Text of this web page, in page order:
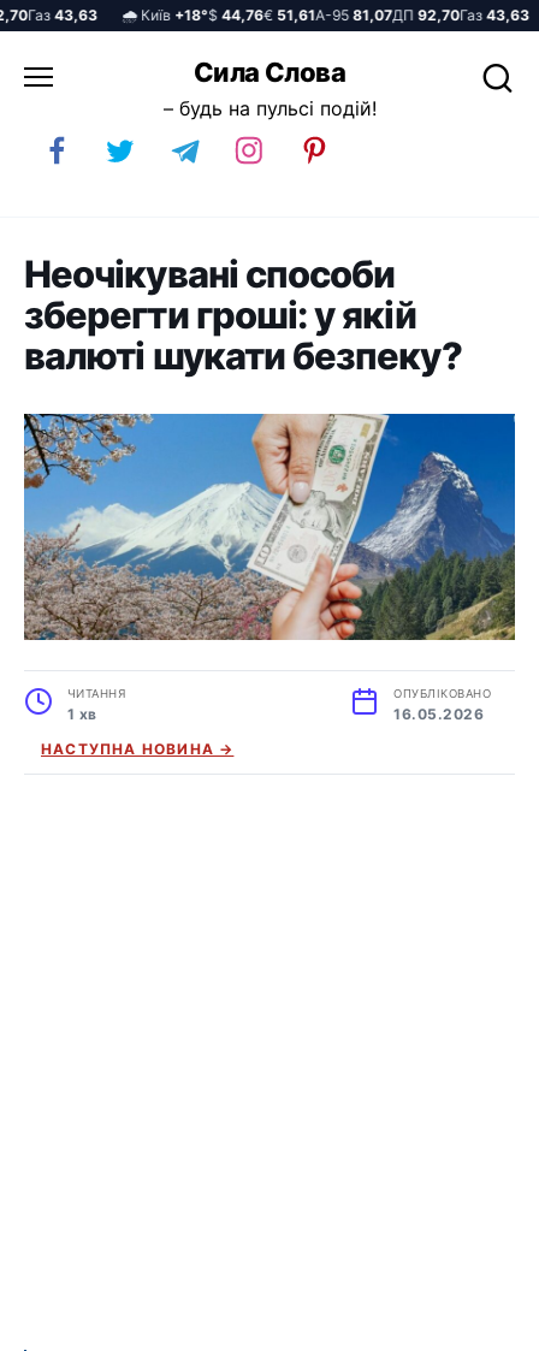
Газ43,63 🌧️ Київ+18°$44,76€51,61А-9581,07ДП92,70Газ43,63
до
Сила Слова
– будь на пульсі подій!
Неочікувані способи
зберегти гроші: у якій
валюті шукати безпеку?
ЧИТАННЯ
1 хв
ОПУБЛІКОВАНО
16.05.2026
НАСТУПНА НОВИНА →